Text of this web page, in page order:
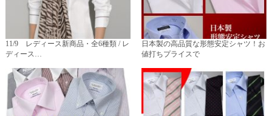
11/9 レディース新商品・全6種類 / レ
ディース…
日本製の高品質な形態安定シャツ！お
値打ちプライスで